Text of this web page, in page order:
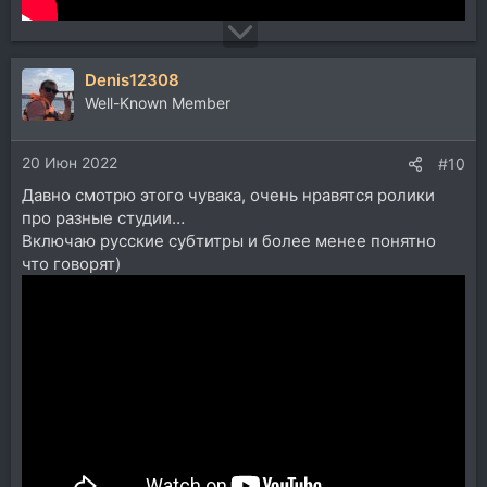
Denis12308
Well-Known Member
20 Июн 2022 #10
Давно смотрю этого чувака, очень нравятся ролики
про разные студии…
Включаю русские субтитры и более менее понятно
что говорят)